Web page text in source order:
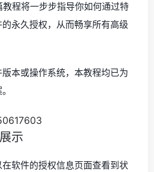
程将一步步指导你如何通过特
永久授权，从而畅享所有高级
本或操作系统，本教程均已为
示
软件的授权信息页面查看到状